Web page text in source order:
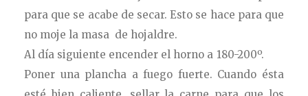
para que se acabe de secar. Esto se hace para que
no moje la masa de hojaldre.
Al día siguiente encender el horno a 180-200º.
Poner una plancha a fuego fuerte. Cuando ésta